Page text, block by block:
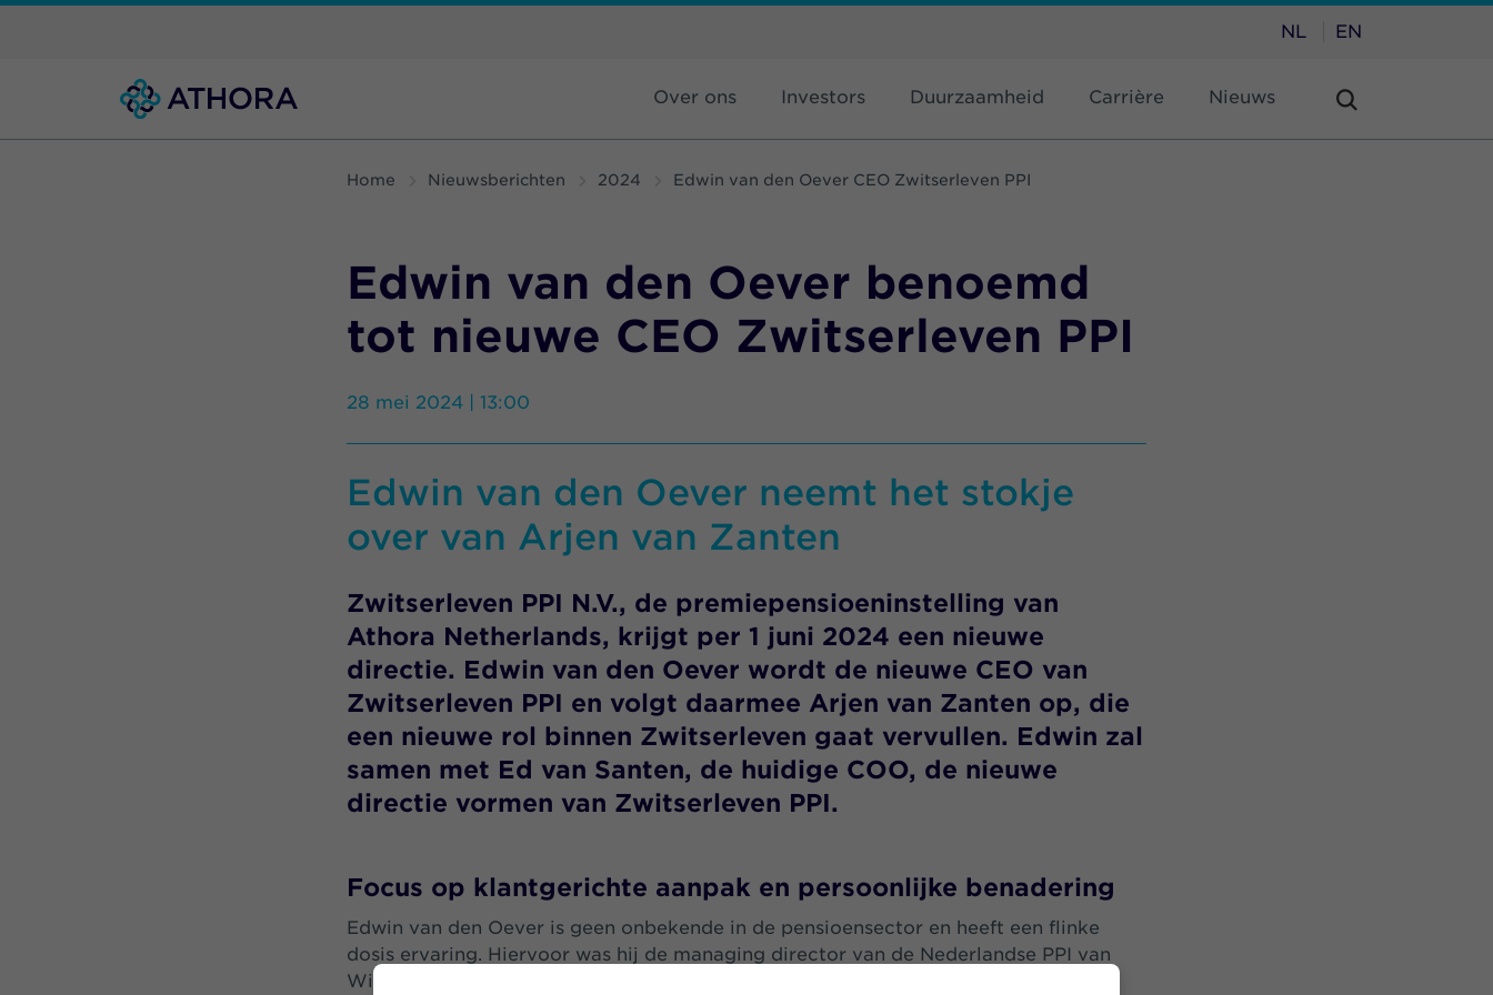
NL EN
Over ons Investors Duurzaamheid Carrière Nieuws
Home Nieuwsberichten 2024 Edwin van den Oever CEO Zwitserleven PPI
Edwin van den Oever benoemd
tot nieuwe CEO Zwitserleven PPI
28 mei 2024 | 13:00
Edwin van den Oever neemt het stokje
over van Arjen van Zanten
Zwitserleven PPI N.V., de premiepensioeninstelling van
Athora Netherlands, krijgt per 1 juni 2024 een nieuwe
directie. Edwin van den Oever wordt de nieuwe CEO van
Zwitserleven PPI en volgt daarmee Arjen van Zanten op, die
een nieuwe rol binnen Zwitserleven gaat vervullen. Edwin zal
samen met Ed van Santen, de huidige COO, de nieuwe
directie vormen van Zwitserleven PPI.
Focus op klantgerichte aanpak en persoonlijke benadering
Edwin van den Oever is geen onbekende in de pensioensector en heeft een flinke
dosis ervaring. Hiervoor was hij de managing director van de Nederlandse PPI van
Willis Towers Watson (WTW), die in 2022 werd overgenomen door Athora